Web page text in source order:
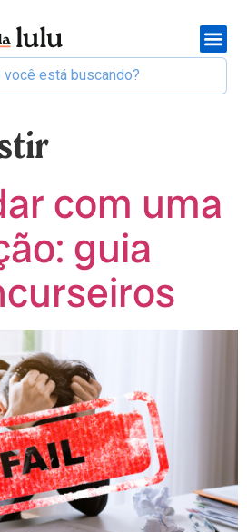
com uma
guia